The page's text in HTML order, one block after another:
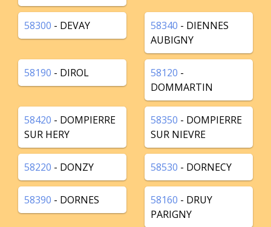
58300 - DEVAY 58340 - DIENNES
AUBIGNY
58190 - DIROL 58120 -
DOMMARTIN
58420 - DOMPIERRE
SUR HERY
58350 - DOMPIERRE
SUR NIEVRE
58220 - DONZY 58530 - DORNECY
58390 - DORNES 58160 - DRUY
PARIGNY